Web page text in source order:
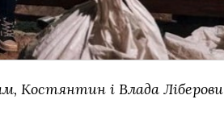
Костянтин і Влада Ліберови